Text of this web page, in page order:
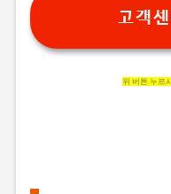
고객
위 버튼 누르